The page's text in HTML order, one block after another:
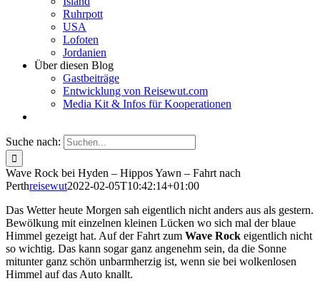
Ruhrpott
USA
Lofoten
Jordanien
Über diesen Blog
Gastbeiträge
Entwicklung von Reisewut.com
Media Kit & Infos für Kooperationen
Suche nach:
Wave Rock bei Hyden – Hippos Yawn – Fahrt nach
Perthreisewut2022-02-05T10:42:14+01:00
Das Wetter heute Morgen sah eigentlich nicht anders aus als gestern.
Bewölkung mit einzelnen kleinen Lücken wo sich mal der blaue
Himmel gezeigt hat. Auf der Fahrt zum Wave Rock eigentlich nicht
so wichtig. Das kann sogar ganz angenehm sein, da die Sonne
mitunter ganz schön unbarmherzig ist, wenn sie bei wolkenlosen
Himmel auf das Auto knallt.